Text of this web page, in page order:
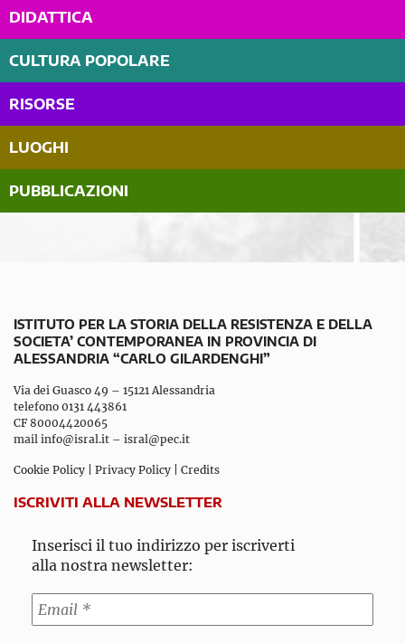
DIDATTICA
CULTURA POPOLARE
RISORSE
LUOGHI
PUBBLICAZIONI
ISTITUTO PER LA STORIA DELLA RESISTENZA E DELLA
SOCIETA’ CONTEMPORANEA IN PROVINCIA DI
ALESSANDRIA “CARLO GILARDENGHI”
Via dei Guasco 49 – 15121 Alessandria
telefono 0131 443861
CF 80004420065
mail info@isral.it – isral@pec.it
Cookie Policy Privacy Policy Credits
ISCRIVITI ALLA NEWSLETTER
Inserisci il tuo indirizzo per iscriverti
alla nostra newsletter: